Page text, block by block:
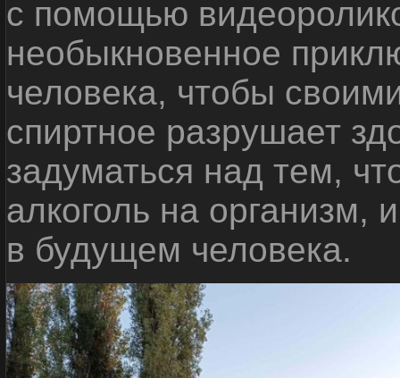
с помощью
необыкновенное
человека, чтобы
спиртное разрушает
задуматься над тем,
алкоголь на организм,
в будущем человека.